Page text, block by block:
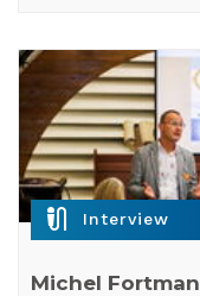
mic_external_on Interview
Michel